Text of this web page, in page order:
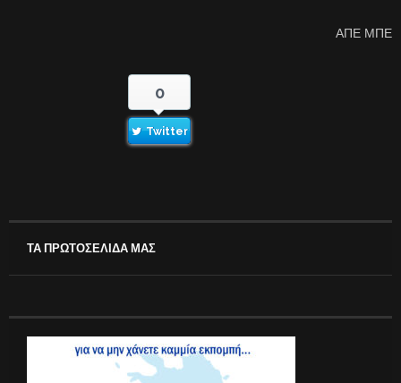
ΑΠΕ ΜΠΕ
0
Twitter
ΤΑ ΠΡΩΤΟΣΕΛΙΔΑ ΜΑΣ